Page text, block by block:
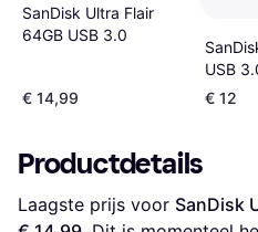
SanDisk Ultra Flair
64GB USB 3.0
€ 14,99
USB
€ 12
Productdetails
Laagste prijs voor SanDisk